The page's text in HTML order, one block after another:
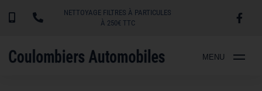
NETTOYAGE FILTRES À PARTICULES
À 250€ TTC
MENU